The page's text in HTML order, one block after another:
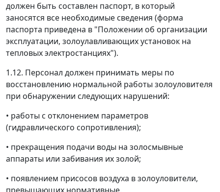
должен быть составлен паспорт, в который
заносятся все необходимые сведения (форма
паспорта приведена в "Положении об организации
эксплуатации, золоулавливающих установок на
тепловых электростанциях").
1.12. Персонал должен принимать меры по
восстановлению нормальной работы золоуловителя
при обнаружении следующих нарушений:
• работы с отклонением параметров
(гидравлического сопротивления);
• прекращения подачи воды на золосмывные
аппараты или забивания их золой;
• появлением присосов воздуха в золоуловители,